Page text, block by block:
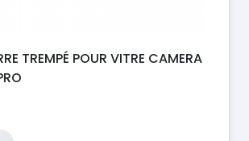
TREMPÉ POUR VITRE CAMERA